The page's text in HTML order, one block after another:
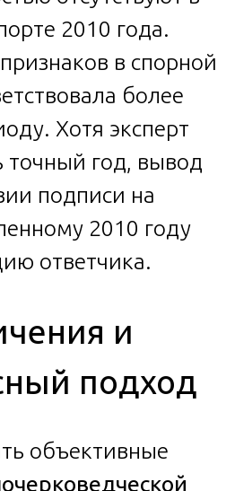
2010 года.
в спорной
более
Хотя эксперт
точный год, вывод
подписи на
2010 году
ответчика.
и
подход
объективные